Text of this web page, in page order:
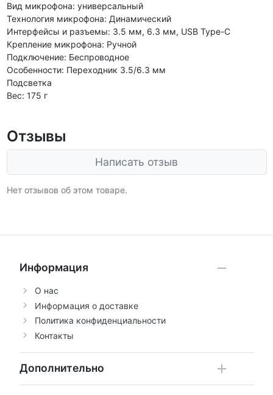
Вид микрофона: универсальный
Технология микрофона: Динамический
Интерфейсы и разъемы: 3.5 мм, 6.3 мм, USB Type-C
Крепление микрофона: Ручной
Подключение: Беспроводное
Особенности: Переходник 3.5/6.3 мм
Подсветка
Вес: 175 г
Отзывы
Написать отзыв
Нет отзывов об этом товаре.
Информация
О нас
Информация о доставке
Политика конфиденциальности
Контакты
Дополнительно